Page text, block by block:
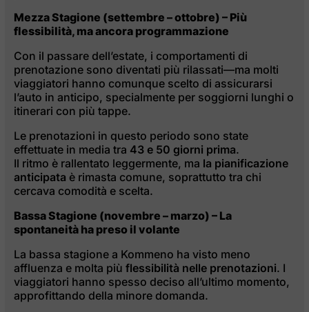
Mezza Stagione (settembre – ottobre) – Più
flessibilità, ma ancora programmazione
Con il passare dell’estate, i comportamenti di
prenotazione sono diventati più rilassati—ma molti
viaggiatori hanno comunque scelto di assicurarsi
l’auto in anticipo, specialmente per soggiorni lunghi o
itinerari con più tappe.
Le prenotazioni in questo periodo sono state
effettuate in media tra 43 e 50 giorni prima.
Il ritmo è rallentato leggermente, ma la pianificazione
anticipata è rimasta comune, soprattutto tra chi
cercava comodità e scelta.
Bassa Stagione (novembre – marzo) – La
spontaneità ha preso il volante
La bassa stagione a Kommeno ha visto meno
affluenza e molta piùflessibilità nelle prenotazioni. I
viaggiatori hanno spesso deciso all’ultimo momento,
approfittando della minore domanda.